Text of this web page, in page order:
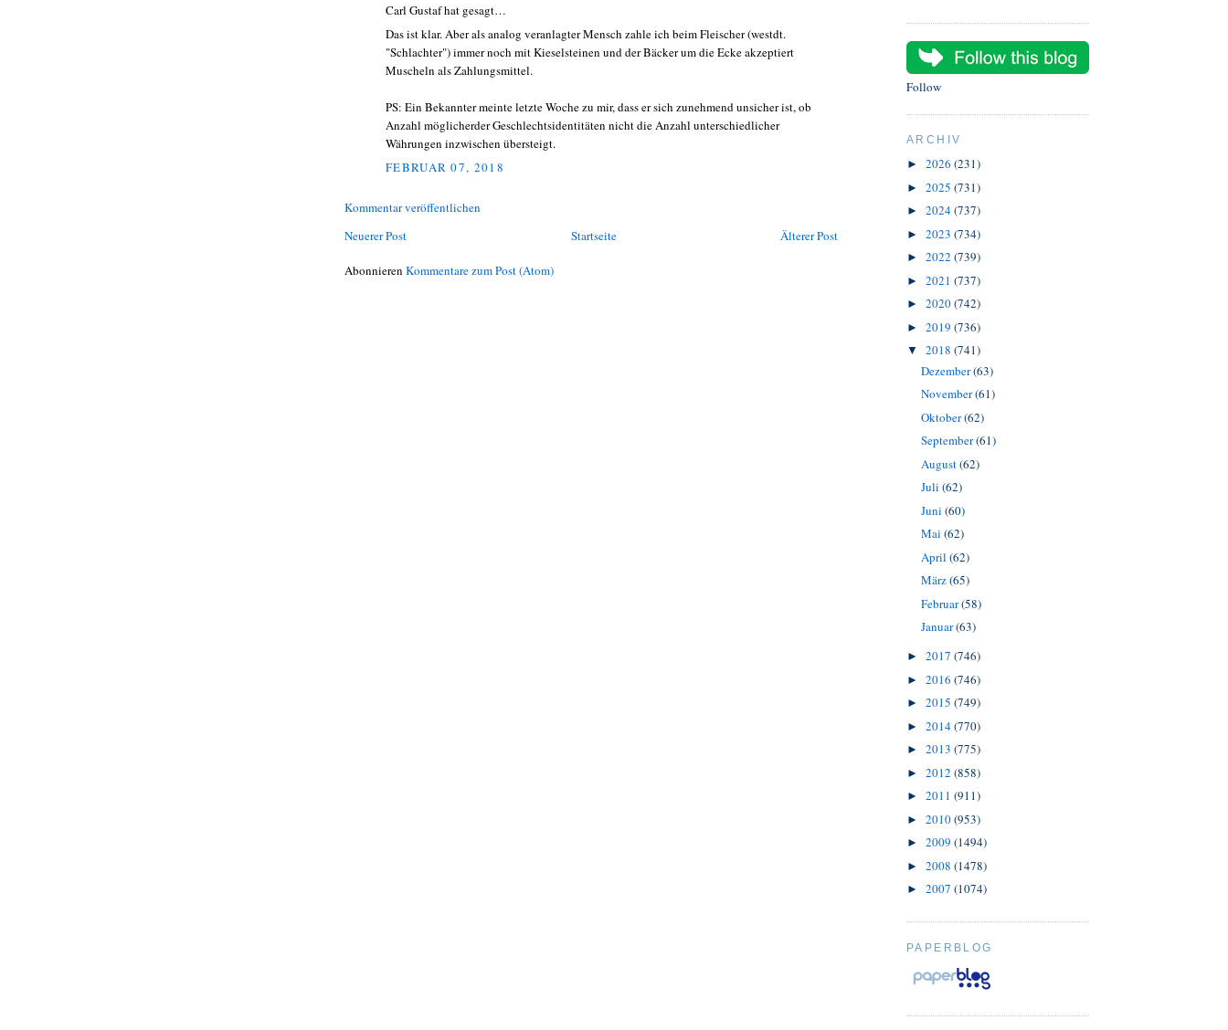
Carl Gustaf hat gesagt…
Das ist klar. Aber als analog veranlagter Mensch zahle ich beim Fleischer (westdt.
"Schlachter") immer noch mit Kieselsteinen und der Bäcker um die Ecke akzeptiert
Muscheln als Zahlungsmittel.
PS: Ein Bekannter meinte letzte Woche zu mir, dass er sich zunehmend unsicher ist, ob
Anzahl möglicherder Geschlechtsidentitäten nicht die Anzahl unterschiedlicher
Währungen inzwischen übersteigt.
FEBRUAR 07, 2018
Kommentar veröffentlichen
Neuerer Post
Älterer Post
Startseite
Abonnieren Kommentare zum Post (Atom)
Follow
ARCHIV
► 2026 (231)
► 2025 (731)
► 2024(737)
► 2023 (734)
► 2022 (739)
► 2021 (737)
► 2020(742)
► 2019 (736)
▼ 2018 (741)
Dezember(63)
November(61)
Oktober(62)
September(61)
August(62)
Juli (62)
Juni (60)
Mai (62)
April (62)
März(65)
Februar(58)
Januar(63)
► 2017 (746)
► 2016 (746)
► 2015 (749)
► 2014(770)
► 2013 (775)
► 2012 (858)
► 2011 (911)
► 2010(953)
► 2009 (1494)
► 2008 (1478)
► 2007 (1074)
PAPERBLOG